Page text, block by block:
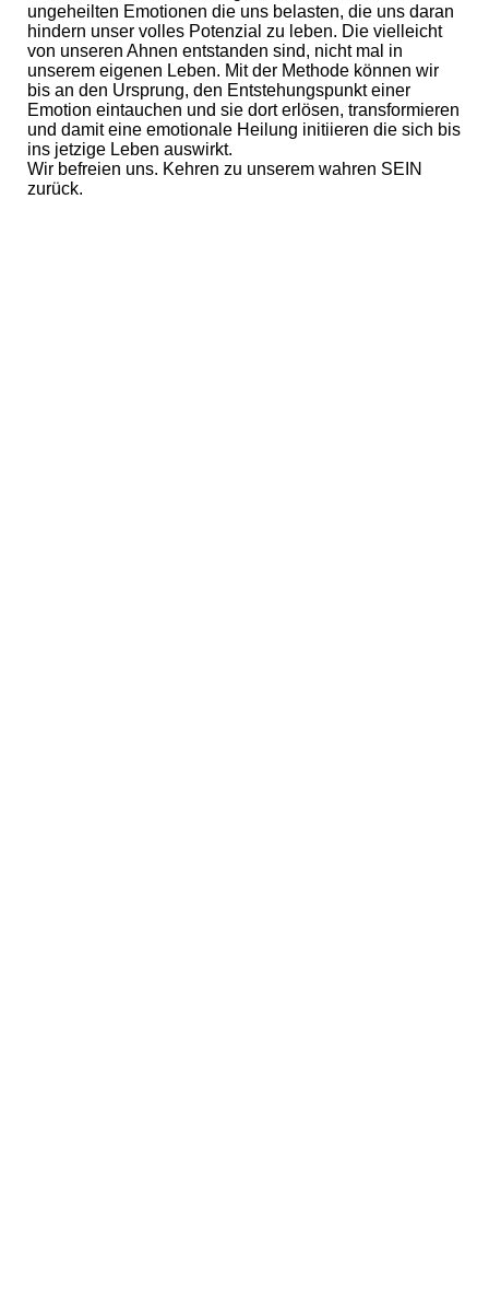
ungeheilten Emotionen die uns belasten, die uns daran
hindern unser volles Potenzial zu leben. Die vielleicht
von unseren Ahnen entstanden sind, nicht mal in
unserem eigenen Leben. Mit der Methode können wir
bis an den Ursprung, den Entstehungspunkt einer
Emotion eintauchen und sie dort erlösen, transformieren
und damit eine emotionale Heilung initiieren die sich bis
ins jetzige Leben auswirkt.
Wir befreien uns. Kehren zu unserem wahren SEIN
zurück.